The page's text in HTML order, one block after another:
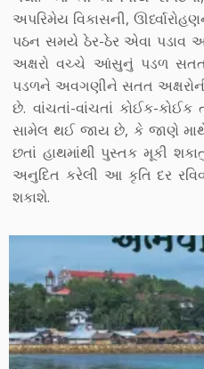
અપરિમેય વિકાસની,
પઠન સમયે ઠેર-ઠેર એવા
અક્ષરો વચ્ચે આંસુનું પડળ
પડળને અવગણીને સતત
છે. વાંચતાં-વાંચતાં કોઈક-
સામેલ થઈ જાય છે, કે જાણે
છતાં હાથમાંથી પુસ્તક મૂકી
અનુદિત કરેલી આ કૃતિ દર
શકાશે.